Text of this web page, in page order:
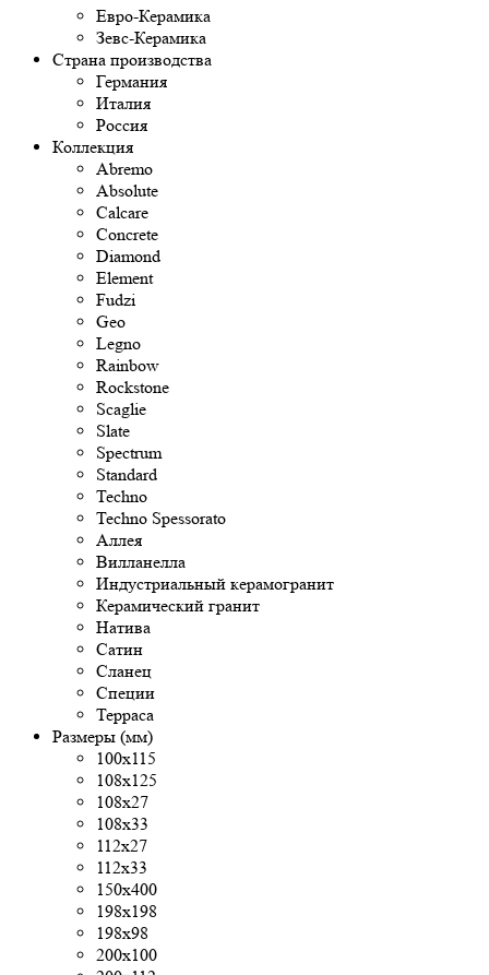
Евро-Керамика
Зевс-Керамика
Страна производства
Германия
Италия
Россия
Коллекция
Abremo
Absolute
Calcare
Concrete
Diamond
Element
Fudzi
Geo
Legno
Rainbow
Rockstone
Scaglie
Slate
Spectrum
Standard
Techno
Techno Spessorato
Аллея
Вилланелла
Индустриальный керамогранит
Керамический гранит
Натива
Сатин
Сланец
Специи
Терраса
Размеры (мм)
100x115
108x125
108х27
108х33
112х27
112х33
150х400
198x198
198x98
200x100